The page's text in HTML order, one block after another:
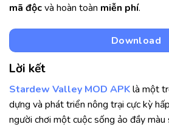
mã độcvà hoàn toàn miễn phí.
Download
Lời kết
Stardew Valley MOD APKlà một
dựng và phát triển nông trại cực kỳ
người chơi một cuộc sống ảo đầy